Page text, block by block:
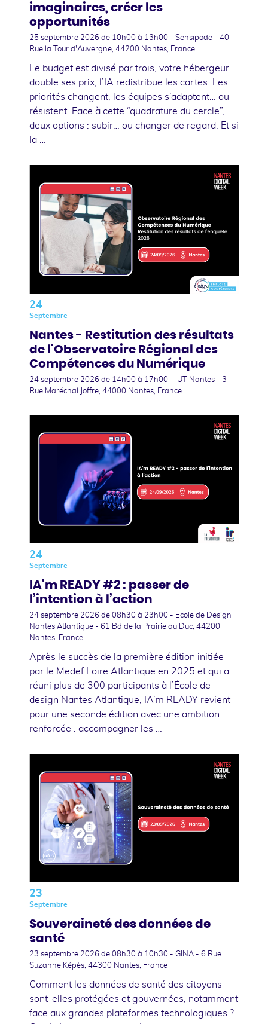
imaginaires, créer les
opportunités
25 septembre 2026 de 10h00 à 13h00 - Sensipode - 40
Rue la Tour d'Auvergne, 44200 Nantes, France
Le budget est divisé par trois, votre hébergeur
double ses prix, l’IA redistribue les cartes. Les
priorités changent, les équipes s’adaptent… ou
résistent. Face à cette “quadrature du cercle”,
deux options : subir… ou changer de regard. Et si
la …
24
Septembre
Nantes - Restitution des résultats
de l'Observatoire Régional des
Compétences du Numérique
24 septembre 2026 de 14h00 à 17h00 - IUT Nantes - 3
Rue Maréchal Joffre, 44000 Nantes, France
24
Septembre
IA'm READY #2 : passer de
l’intention à l’action
24 septembre 2026 de 08h30 à 23h00 - Ecole de Design
Nantes Atlantique - 61 Bd de la Prairie au Duc, 44200
Nantes, France
Après le succès de la première édition initiée
par le Medef Loire Atlantique en 2025 et qui a
réuni plus de 300 participants à l’École de
design Nantes Atlantique, IA’m READY revient
pour une seconde édition avec une ambition
renforcée : accompagner les …
23
Septembre
Souveraineté des données de
santé
23 septembre 2026 de 08h30 à 10h30 - GINA - 6 Rue
Suzanne Képès, 44300 Nantes, France
Comment les données de santé des citoyens
sont-elles protégées et gouvernées, notamment
face aux grandes plateformes technologiques ?